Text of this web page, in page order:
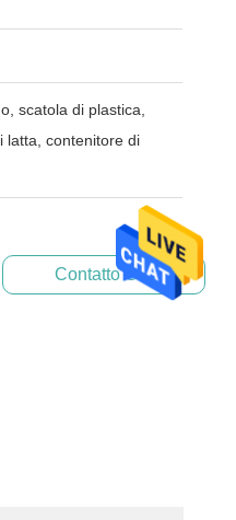
scatola di plastica,
latta, contenitore di
Contatto Ora